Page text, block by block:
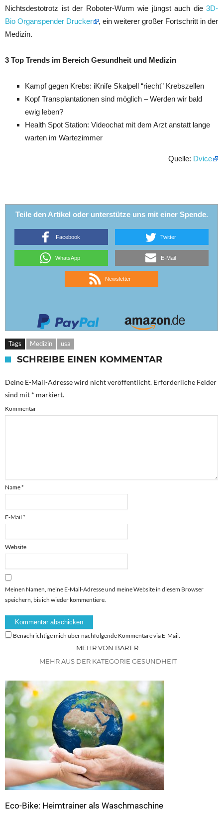
Nichtsdestotrotz ist der Roboter-Wurm wie jüngst auch die 3D-
Bio Organspender Drucker
, ein weiterer großer Fortschritt in der
Medizin.
3 Top Trends im Bereich Gesundheit und Medizin
Kampf gegen Krebs: iKnife Skalpell “riecht” Krebszellen
Kopf Transplantationen sind möglich – Werden wir bald
ewig leben?
Health Spot Station: Videochat mit dem Arzt anstatt lange
warten im Wartezimmer
Quelle: Dvice
Teile den Artikel oder unterstütze uns mit einer Spende.
Facebook Twitter
WhatsApp E-Mail
Newsletter
Tags Medizin usa
SCHREIBE EINEN KOMMENTAR
Deine E-Mail-Adresse wird nicht veröffentlicht. Erforderliche Felder
sind mit * markiert.
Kommentar
Name*
E-Mail *
Website
Meinen Namen, meine E-Mail-Adresse und meine Website in diesem Browser
speichern, bis ich wieder kommentiere.
Benachrichtige mich über nachfolgende Kommentare via E-Mail.
MEHR VON BART R.
MEHR AUS DER KATEGORIE GESUNDHEIT
Eco-Bike: Heimtrainer als Waschmaschine